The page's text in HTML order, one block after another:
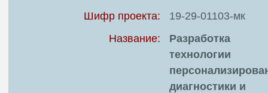
Шифр проекта:
19-29-01103-мк
Название:
Разработка
технологии
диагностики и